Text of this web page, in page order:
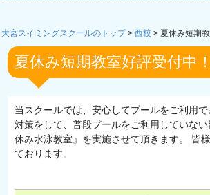
大宮スイミングスクールのトップ> 西校 > 夏休み短期
夏休み短期教室好評受付中！
当スクールでは、安心してプールをご利用
対策をして、普段プールをご利用していな
休み水泳教室』を実施させて頂きます。 皆
ております。